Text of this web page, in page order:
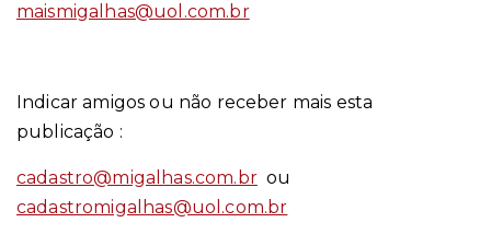
maismigalhas@uol.com.br
Indicar amigos ou não receber mais esta
publicação :
cadastro@migalhas.com.brou
cadastromigalhas@uol.com.br